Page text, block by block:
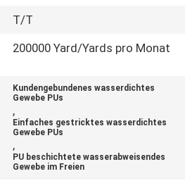
T/T
200000 Yard/Yards pro Monat
Kundengebundenes wasserdichtes
Gewebe PUs
,
Einfaches gestricktes wasserdichtes
Gewebe PUs
,
PU beschichtete wasserabweisendes
Gewebe im Freien